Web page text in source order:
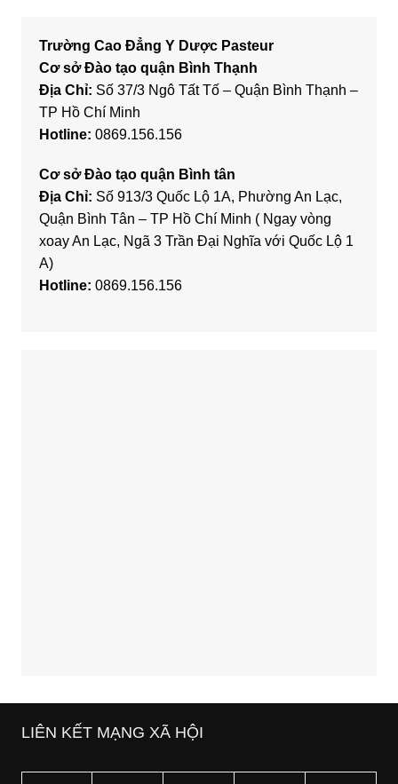
Trường Cao Đẳng Y Dược Pasteur
Cơ sở Đào tạo quận Bình Thạnh
Địa Chỉ: Số 37/3 Ngô Tất Tố – Quận Bình Thạnh –
TP Hồ Chí Minh
Hotline: 0869.156.156
Cơ sở Đào tạo quận Bình tân
Địa Chỉ: Số 913/3 Quốc Lộ 1A, Phường An Lạc,
Quận Bình Tân – TP Hồ Chí Minh ( Ngay vòng
xoay An Lạc, Ngã 3 Trần Đại Nghĩa với Quốc Lộ 1
A)
Hotline: 0869.156.156
LIÊN KẾT MẠNG XÃ HỘI